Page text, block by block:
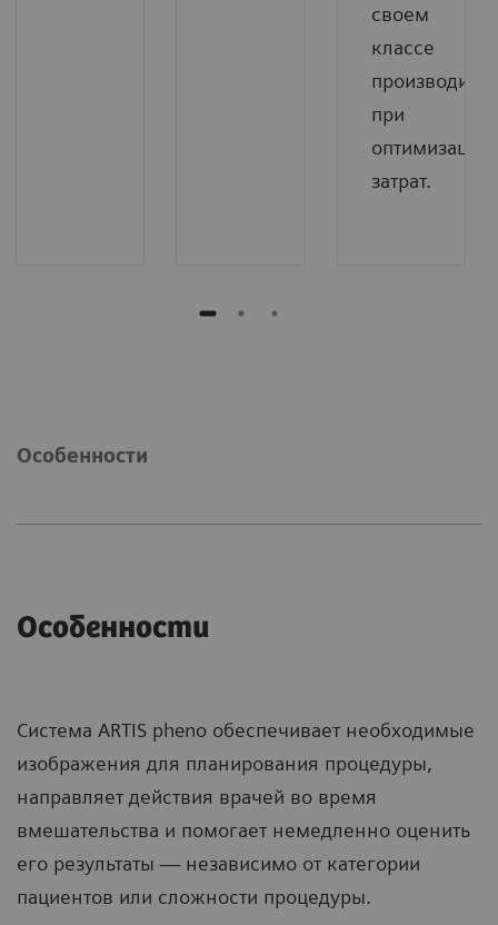
своем
классе
при
оптимизации
затрат.
Особенности
Особенности
Система ARTIS pheno обеспечивает необходимые
изображения для планирования процедуры,
направляет действия врачей во время
вмешательства и помогает немедленно оценить
его результаты — независимо от категории
пациентов или сложности процедуры.